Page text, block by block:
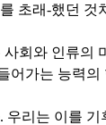
초래-했던
회와 인류의
어가는 능력
우리는 이를